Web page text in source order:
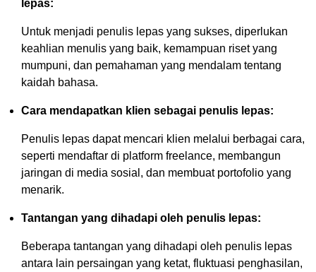
lepas:
Untuk menjadi penulis lepas yang sukses, diperlukan
keahlian menulis yang baik, kemampuan riset yang
mumpuni, dan pemahaman yang mendalam tentang
kaidah bahasa.
Cara mendapatkan klien sebagai penulis lepas:
Penulis lepas dapat mencari klien melalui berbagai cara,
seperti mendaftar di platform freelance, membangun
jaringan di media sosial, dan membuat portofolio yang
menarik.
Tantangan yang dihadapi oleh penulis lepas:
Beberapa tantangan yang dihadapi oleh penulis lepas
antara lain persaingan yang ketat, fluktuasi penghasilan,